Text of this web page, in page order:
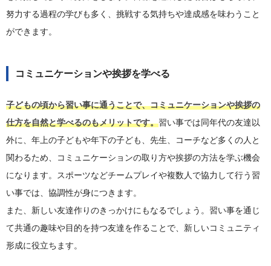
努力する過程の学びも多く、挑戦する気持ちや達成感を味わうこと
ができます。
コミュニケーションや挨拶を学べる
子どもの頃から習い事に通うことで、コミュニケーションや挨拶の
仕方を自然と学べるのもメリットです。習い事では同年代の友達以
外に、年上の子どもや年下の子ども、先生、コーチなど多くの人と
関わるため、コミュニケーションの取り方や挨拶の方法を学ぶ機会
になります。スポーツなどチームプレイや複数人で協力して行う習
い事では、協調性が身につきます。
また、新しい友達作りのきっかけにもなるでしょう。習い事を通じ
て共通の趣味や目的を持つ友達を作ることで、新しいコミュニティ
形成に役立ちます。